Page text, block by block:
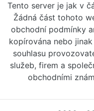
Tento server je jak v
Žádná část tohoto
obchodní podmínky
kopírována nebo
souhlasu
služeb, firem a
obchodními